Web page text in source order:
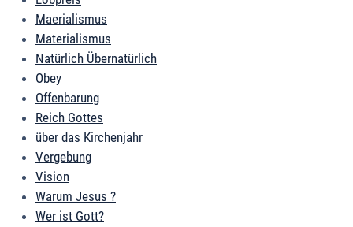
Maerialismus
Materialismus
Natürlich Übernatürlich
Obey
Offenbarung
Reich Gottes
über das Kirchenjahr
Vergebung
Vision
Warum Jesus ?
Wer ist Gott?